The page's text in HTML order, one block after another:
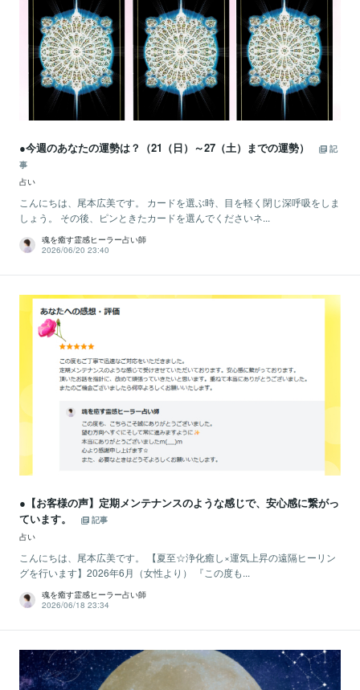
●今週のあなたの運勢は？（21（日）～27（土）までの運勢）
記
事
占い
こんにちは、尾本広美です。 カードを選ぶ時、目を軽く閉じ深呼吸をしま
しょう。 その後、ピンときたカードを選んでくださいネ...
魂を癒す霊感ヒーラー占い師
2026/06/20 23:40
●【お客様の声】定期メンテナンスのような感じで、安心感に繋がっ
ています。
記事
占い
こんにちは、尾本広美です。 【夏至☆浄化癒し×運気上昇の遠隔ヒーリン
グを行います】2026年6月（女性より） 『この度も...
魂を癒す霊感ヒーラー占い師
2026/06/18 23:34